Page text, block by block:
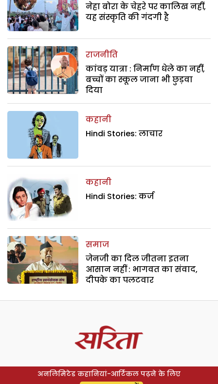
नेहा बोरा के चेहरे पर कालिख नहीं,
यह संस्कृति की गंदगी है
राजनीति
कांवड़ यात्रा : निर्माण धेले का नहीं,
बच्चों का स्कूल जाना भी छुड़वा
दिया
कहानी
Hindi Stories: लाचार
कहानी
Hindi Stories: कर्ज
समाज
जेनजी का दिल जीतना इतना
आसान नहीं : भागवत का संवाद,
दीपके का पलटवार
अनलिमिटेड कहानियां-आर्टिकल पढ़ने के लिए